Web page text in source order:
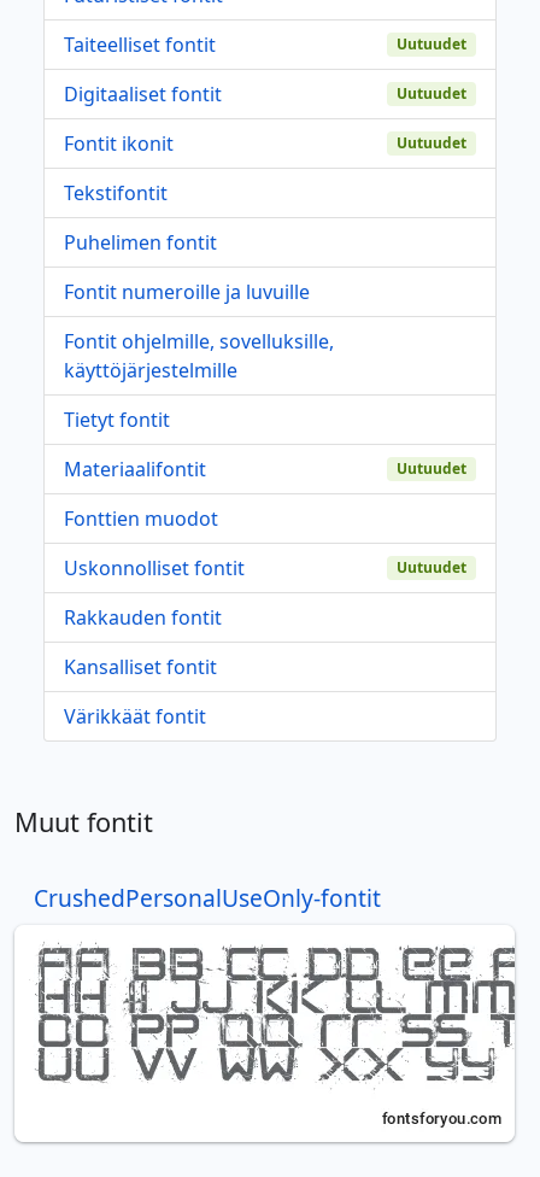
Taiteelliset fontit
Uutuudet
Digitaaliset fontit Uutuudet
Fontit ikonit Uutuudet
Tekstifontit
Puhelimen fontit
Fontit numeroille ja luvuille
Fontit ohjelmille, sovelluksille,
käyttöjärjestelmille
Tietyt fontit
Materiaalifontit
Uutuudet
Fonttien muodot
Uskonnolliset fontit
Uutuudet
Rakkauden fontit
Kansalliset fontit
Värikkäät fontit
Muut fontit
CrushedPersonalUseOnly-fontit